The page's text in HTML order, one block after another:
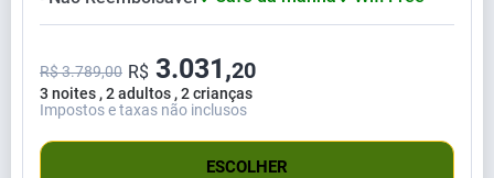
3 noites , 2 adultos , 2 crianças
R$ 3.789,00 R$ 3.031,20
Impostos e taxas não inclusos
ESCOLHER